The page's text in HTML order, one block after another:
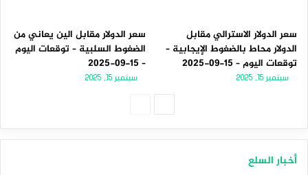
سعر الدولار الاسترالي مقابل
الدولار محاط بالضغوط الإيجابية –
توقعات اليوم – 15-09-2025
سبتمبر 15, 2025
سعر الدولار مقابل الين يعاني من
الضغوط السلبية – توقعات اليوم
– 15-09-2025
سبتمبر 15, 2025
أخبار السلع